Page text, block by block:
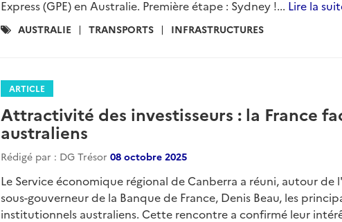
Express (GPE) en Australie. Première étape : Sydney !... Lire la
Catégories
AUSTRALIE TRANSPORTS INFRASTRUCTURES
ARTICLE
Attractivité des investisseurs : la France
australiens
Rédigé par : DG Trésor 08 octobre 2025
Le Service économique régional de Canberra a réuni, autour de
sous-gouverneur de la Banque de France, Denis Beau, les
institutionnels australiens. Cette rencontre a confirmé leur